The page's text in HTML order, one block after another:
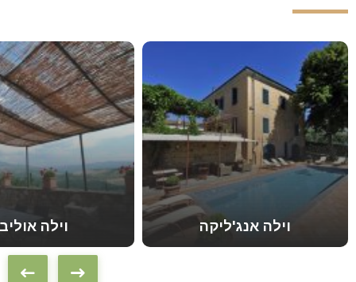
וילה אנג'ליקה וילה